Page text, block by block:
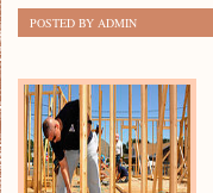
POSTED BY ADMIN